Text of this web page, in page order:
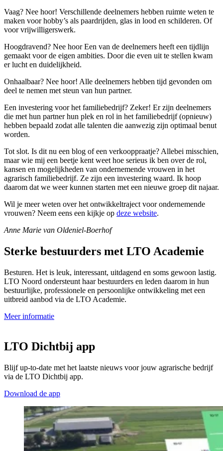
Vaag? Nee hoor! Verschillende deelnemers hebben ruimte weten te
maken voor hobby’s als paardrijden, glas in lood en schilderen. Of
voor vrijwilligerswerk.
Hoogdravend? Nee hoor Een van de deelnemers heeft een tijdlijn
gemaakt voor de eigen ambities. Door die even uit te stellen kwam
er lucht en duidelijkheid.
Onhaalbaar? Nee hoor! Alle deelnemers hebben tijd gevonden om
deel te nemen met steun van hun partner.
Een investering voor het familiebedrijf? Zeker! Er zijn deelnemers
die met hun partner hun plek en rol in het familiebedrijf (opnieuw)
hebben bepaald zodat alle talenten die aanwezig zijn optimaal benut
worden.
Tot slot. Is dit nu een blog of een verkooppraatje? Allebei misschien,
maar wie mij een beetje kent weet hoe serieus ik ben over de rol,
kansen en mogelijkheden van ondernemende vrouwen in het
agrarisch familiebedrijf. Ze zijn een investering waard. Ik hoop
daarom dat we weer kunnen starten met een nieuwe groep dit najaar.
Wil je meer weten over het ontwikkeltraject voor ondernemende
vrouwen? Neem eens een kijkje op deze website.
Anne Marie van Oldeniel-Boerhof
Sterke bestuurders met LTO Academie
Besturen. Het is leuk, interessant, uitdagend en soms gewoon lastig.
LTO Noord ondersteunt haar bestuurders en leden daarom in hun
bestuurlijke, professionele en persoonlijke ontwikkeling met een
uitbreid aanbod via de LTO Academie.
Meer informatie
LTO Dichtbij app
Blijf up-to-date met het laatste nieuws voor jouw agrarische bedrijf
via de LTO Dichtbij app.
Download de app